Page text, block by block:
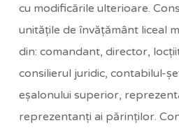
cu modificările ulterioare.
unităţile de învăţământ liceal
din: comandant, director,
consilierul juridic, contabilul-
eşalonului superior,
reprezentanţi ai părinţilor.